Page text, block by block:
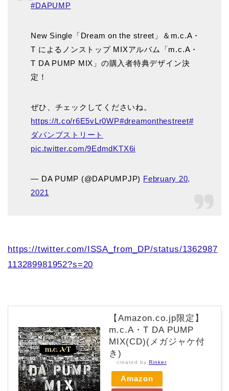
#DAPUMP
New Single「Dream on the street」＆m.c.A・
T によるノンストップ MIXアルバム「m.c.A・
T DA PUMP MIX」の購入者特典デザイン決
定！
ぜひ、チェックしてくださいね。
https://t.co/r6E5vLr0WP#dreamonthestreet#
ダパンプストリート
pic.twitter.com/9EdmdKTX6i
— DA PUMP (@DAPUMPJP) February 20,
2021
https://twitter.com/ISSA_from_DP/status/1362987
113289981952?s=20
【Amazon.co.jp限定】
m.c.A・T DA PUMP
MIX(CD)(メガジャケ付
き)
created by Rinker
Amazon